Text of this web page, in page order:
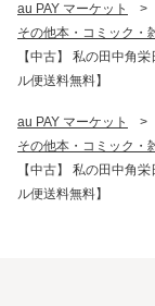
au PAY マーケット >
その他本・コミック・
【中古】 私の田中角
ル便送料無料】
au PAY マーケット >
その他本・コミック・
【中古】 私の田中角
ル便送料無料】